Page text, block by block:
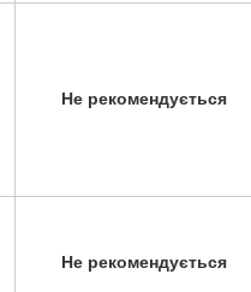
Не рекомендується
Не рекомендується